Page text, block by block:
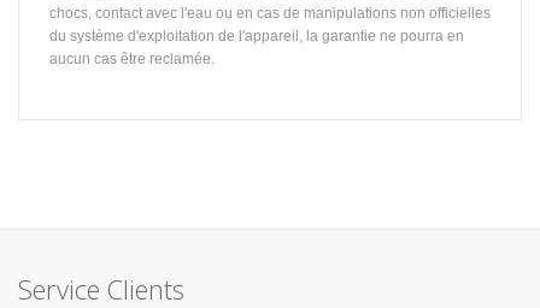
chocs, contact avec l'eau ou en cas de manipulations non officielles
du système d'exploitation de l'appareil, la garantie ne pourra en
aucun cas être reclamée.
Service Clients